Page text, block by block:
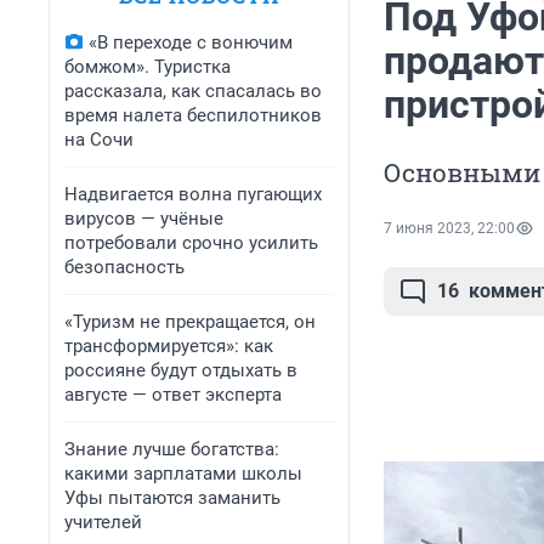
«В переходе с вонючим
бомжом». Туристка
рассказала, как спасалась во
время налета беспилотников
на Сочи
Надвигается волна пугающих
вирусов — учёные
потребовали срочно усилить
безопасность
«Туризм не прекращается, он
трансформируется»: как
россияне будут отдыхать в
августе — ответ эксперта
Знание лучше богатства:
какими зарплатами школы
Уфы пытаются заманить
учителей
Под
Основными
7 июня 2023, 22:00
16